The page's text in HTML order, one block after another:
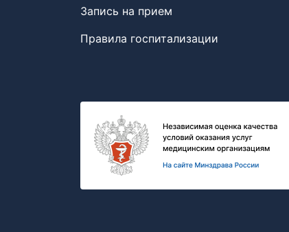
Запись на прием
Правила госпитализации